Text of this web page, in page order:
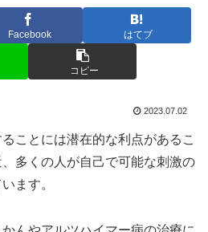
Facebook はてブ
コピー
2023.07.02
ことには潜在的な利点があるこ
多くの人が自己で可能な刺激の
ます。